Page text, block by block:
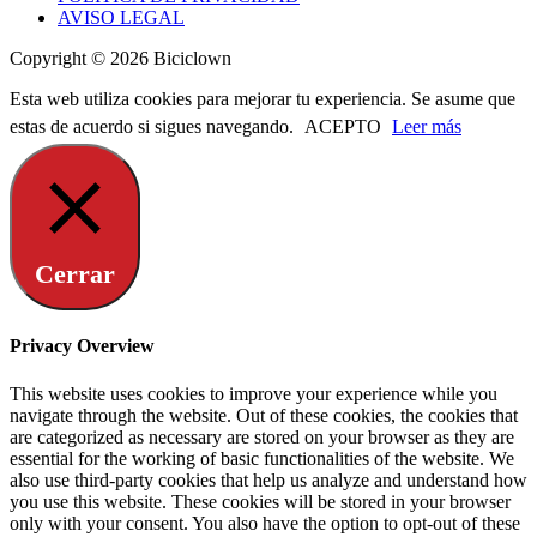
AVISO LEGAL
Copyright © 2026 Biciclown
Esta web utiliza cookies para mejorar tu experiencia. Se asume que
estas de acuerdo si sigues navegando.
ACEPTO Leer más
Cerrar
Privacy Overview
This website uses cookies to improve your experience while you
navigate through the website. Out of these cookies, the cookies that
are categorized as necessary are stored on your browser as they are
essential for the working of basic functionalities of the website. We
also use third-party cookies that help us analyze and understand how
you use this website. These cookies will be stored in your browser
only with your consent. You also have the option to opt-out of these